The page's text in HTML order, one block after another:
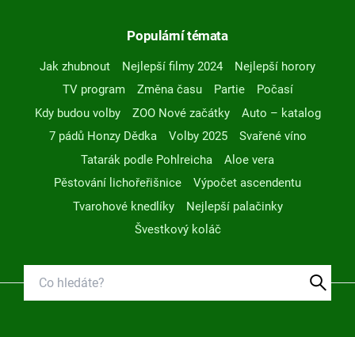
Populární témata
Jak zhubnout Nejlepší filmy 2024
Nejlepší horory
TV program
Změna času Partie
Počasí
Kdy budou volby
ZOO Nové začátky
Auto – katalog
7 pádů Honzy Dědka
Volby 2025
Svařené víno
Tatarák podle Pohlreicha
Aloe vera
Pěstování lichořeřišnice
Výpočet ascendentu
Tvarohové knedlíky
Nejlepší palačinky
Švestkový koláč